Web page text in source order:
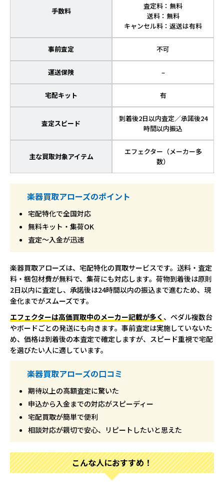
手数料
査定料：無料
送料：無料
キャンセル料：返送は有料
事前査定 不可
運送保険 –
宅配キット 有
査定スピード
到着後2日以内査定／承諾後24
時間以内振込
主な買取対象アイテム
エフェクター（メーカー多
数）
楽器買取アローズのポイント
宅配特化で全国対応
無料キット・集荷OK
査定～入金が迅速
楽器買取アローズは、宅配特化の買取サービスです。送料・査定
料・梱包材費が無料で、集荷にも対応します。荷物到着後は原則
2日以内に査定し、承諾後は24時間以内の振込まで進むため、現
金化までがスムーズです。
エフェクターは高価買取中のメーカー記載が多く 、ペダル複数台
やボードごとの発送にも向きます。事前査定は実施していないた
め、価格は到着後の本査定で確定しますが、スピード重視で宅配
を選びたい人に適しています。
楽器買取アローズの口コミ
期待以上の高額査定に驚いた
申込から入金までの対応がスピーディー
宅配買取が簡単で便利
相談対応が親切で安心、リピートしたいと思えた
こんな人におすすめ！